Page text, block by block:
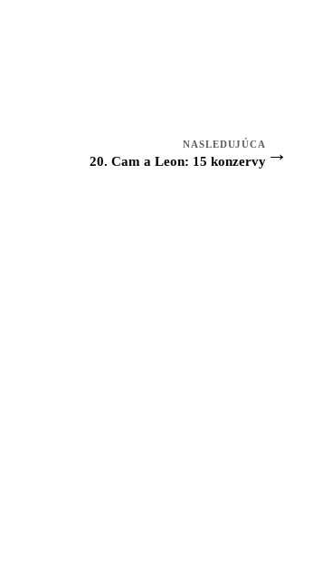
NASLEDUJÚCA
20. Cam a Leon: 15 konzervy →